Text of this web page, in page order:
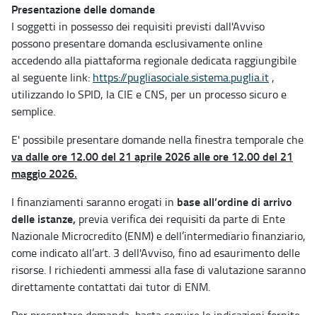
Presentazione delle domande
I soggetti in possesso dei requisiti previsti dall'Avviso
possono presentare domanda esclusivamente online
accedendo alla piattaforma regionale dedicata raggiungibile
al seguente link: https://pugliasociale.sistema.puglia.it,
utilizzando lo SPID, la CIE e CNS, per un processo sicuro e
semplice.
E' possibile presentare domande nella finestra temporale che
va dalle ore 12.00 del 21 aprile 2026 alle ore 12.00 del 21
maggio 2026.
I finanziamenti saranno erogati in base all’ordine di arrivo
delle istanze, previa verifica dei requisiti da parte di Ente
Nazionale Microcredito (ENM) e dell’intermediario finanziario,
come indicato all’art. 3 dell'Avviso, fino ad esaurimento delle
risorse. I richiedenti ammessi alla fase di valutazione saranno
direttamente contattati dai tutor di ENM.